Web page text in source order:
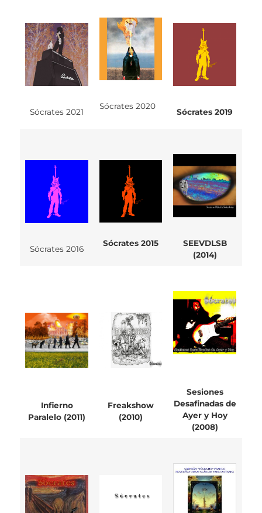
Sócrates 2021
Sócrates 2020
Sócrates 2019
Sócrates 2016
Sócrates 2015
SEEVDLSB
(2014)
Infierno
Paralelo (2011)
Freakshow
(2010)
Sesiones
Desafinadas de
Ayer y Hoy
(2008)